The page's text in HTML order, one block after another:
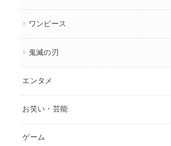
ワンピース
鬼滅の刃
エンタメ
お笑い・芸能
ゲーム